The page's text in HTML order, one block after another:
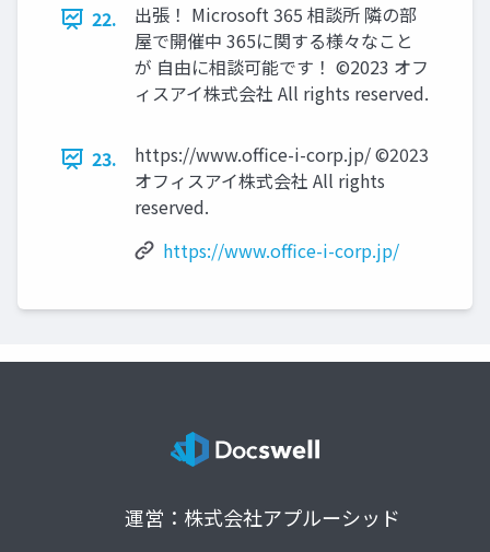
22.
出張！ Microsoft 365 相談所 隣の部
屋で開催中 365に関する様々なこと
が 自由に相談可能です！ ©2023 オフ
ィスアイ株式会社 All rights reserved.
23.
https://www.office-i-corp.jp/ ©2023
オフィスアイ株式会社 All rights
reserved.
https://www.office-i-corp.jp/
運営：株式会社アプルーシッド